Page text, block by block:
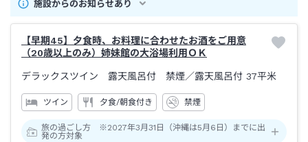
施設からのお知らせあり
【早期45】夕食時、お料理に合わせたお酒をご用意
（20歳以上のみ）姉妹館の大浴場利用ＯＫ
デラックスツイン 露天風呂付 禁煙／露天風呂付 37平米
ツイン 夕食/朝食付き 禁煙
旅の過ごし方 ※2027年3月31日（沖縄は5月6日）までに出
発の方対象